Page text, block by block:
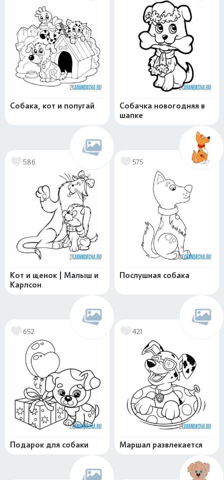
Собака, кот и попугай
Собачка новогодняя в
шапке
586
Кот и щенок | Малыш и
Карлсон
575
Послушная собака
652
Подарок для собаки
421
Маршал развлекается